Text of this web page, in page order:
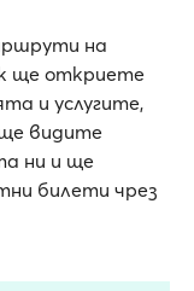
на
ще откриете
и услугите,
ще видите
ни и ще
билети чрез